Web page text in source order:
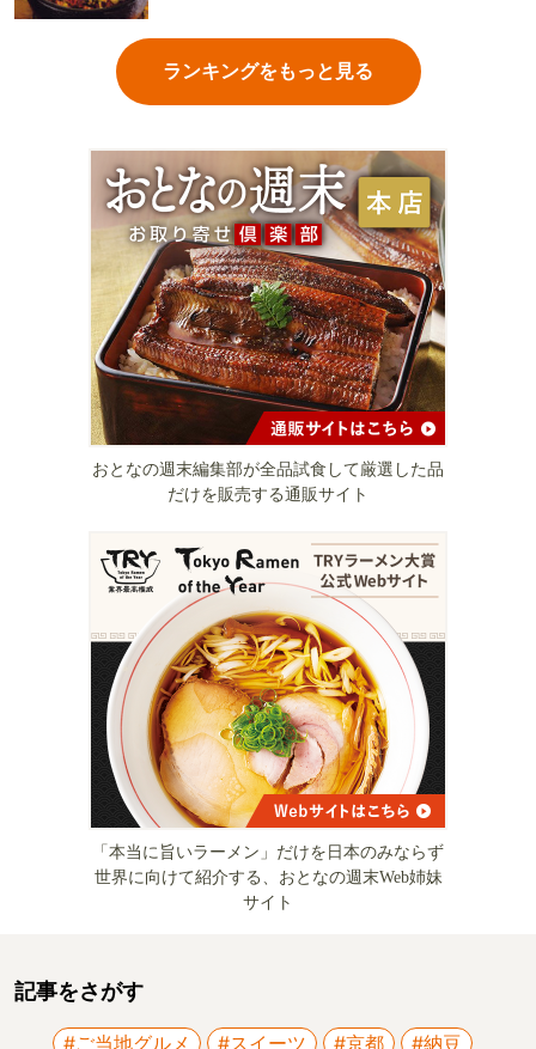
ランキングをもっと見る
おとなの週末編集部が全品試食して厳選した品
だけを販売する通販サイト
「本当に旨いラーメン」だけを日本のみならず
世界に向けて紹介する、おとなの週末Web姉妹
サイト
記事をさがす
#ご当地グルメ #スイーツ #京都 #納豆